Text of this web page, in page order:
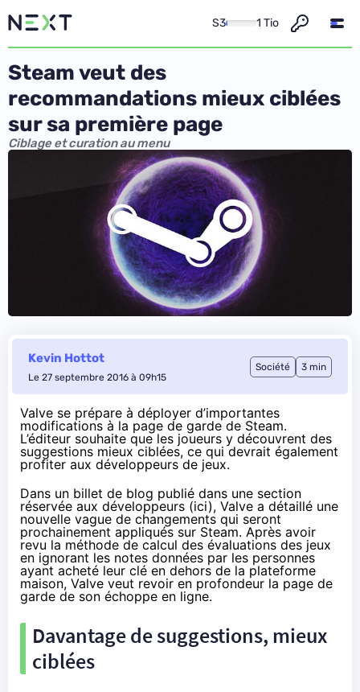
S3 1 Tio
Steam veut des
recommandations mieux ciblées
sur sa première page
Ciblage et curation au menu
Kevin Hottot
Le 27 septembre 2016 à 09h15
Société 3 min
Valve se prépare à déployer d’importantes
modifications à la page de garde de Steam.
L’éditeur souhaite que les joueurs y découvrent des
suggestions mieux ciblées, ce qui devrait également
profiter aux développeurs de jeux.
Dans un billet de blog publié dans une section
réservée aux développeurs (ici), Valve a détaillé une
nouvelle vague de changements qui seront
prochainement appliqués sur Steam. Après avoir
revu la méthode de calcul des évaluations des jeux
en ignorant les notes données par les personnes
ayant acheté leur clé en dehors de la plateforme
maison, Valve veut revoir en profondeur la page de
garde de son échoppe en ligne.
Davantage de suggestions, mieux
ciblées